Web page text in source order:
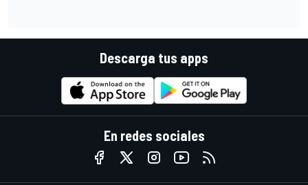
Descarga tus apps
En redes sociales